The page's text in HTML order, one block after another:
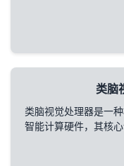
类脑
类脑视觉处理器是一
智能计算硬件，其核